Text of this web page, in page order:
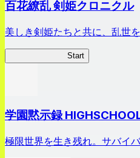
百花繚乱 剣姫クロニクル
美しき剣姫たちと共に、乱世
Start
学園黙示録
極限世界を生き残れ。サバイ